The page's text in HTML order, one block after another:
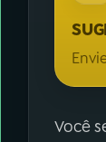
Você